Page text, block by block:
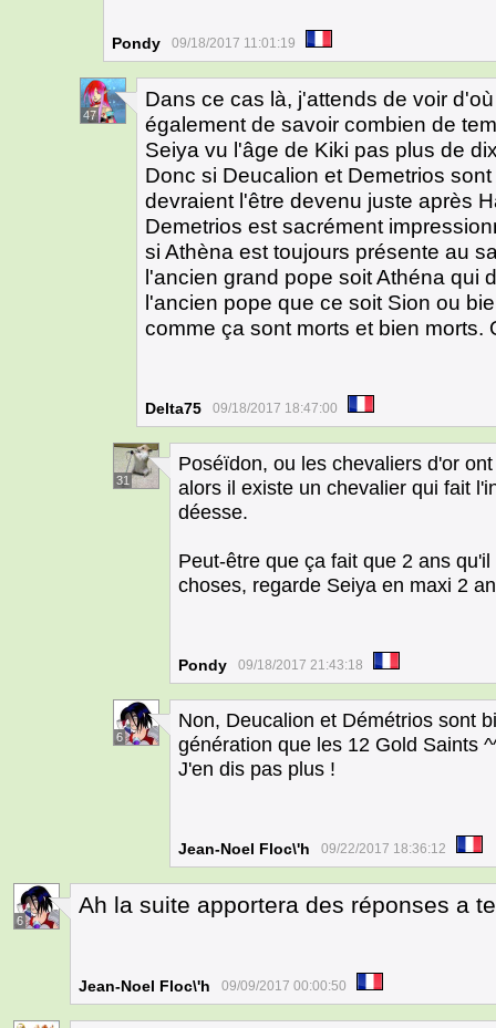
Pondy 09/18/2017 11:01:19
47
Dans ce cas là, j'attends de voir
également de savoir combien de
Seiya vu l'âge de Kiki pas plus de
Donc si Deucalion et Demetrios
devraient l'être devenu juste après
Demetrios est sacrément
si Athèna est toujours présente au
l'ancien grand pope soit Athéna qui
l'ancien pope que ce soit Sion ou
comme ça sont morts et bien morts.
Delta75 09/18/2017 18:47:00
31
Poséïdon, ou les chevaliers d'or
alors il existe un chevalier qui fait
déesse.
Peut-être que ça fait que 2 ans
choses, regarde Seiya en maxi 2
Pondy 09/18/2017 21:43:18
6
Non, Deucalion et Démétrios sont
génération que les 12 Gold Saints
J'en dis pas plus !
Jean-Noel Floc\'h 09/22/2017 18:36:12
6
Ah la suite apportera des réponses a
Jean-Noel Floc\'h 09/09/2017 00:00:50